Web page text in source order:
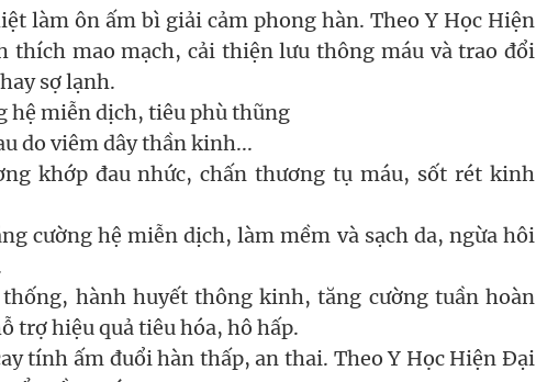
làm ôn ấm bì giải cảm phong hàn. Theo Y Học Hiện
thích mao mạch, cải thiện lưu thông máu và trao đổi
sợ lạnh.
hệ miễn dịch, tiêu phù thũng
do viêm dây thần kinh...
khớp đau nhức, chấn thương tụ máu, sốt rét kinh
cường hệ miễn dịch, làm mềm và sạch da, ngừa hôi
hành huyết thông kinh, tăng cường tuần hoàn
trợ hiệu quả tiêu hóa, hô hấp.
tính ấm đuổi hàn thấp, an thai. Theo Y Học Hiện Đại